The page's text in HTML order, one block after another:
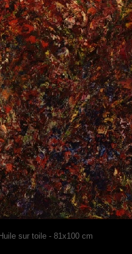
Huile sur toile - 81x100 cm